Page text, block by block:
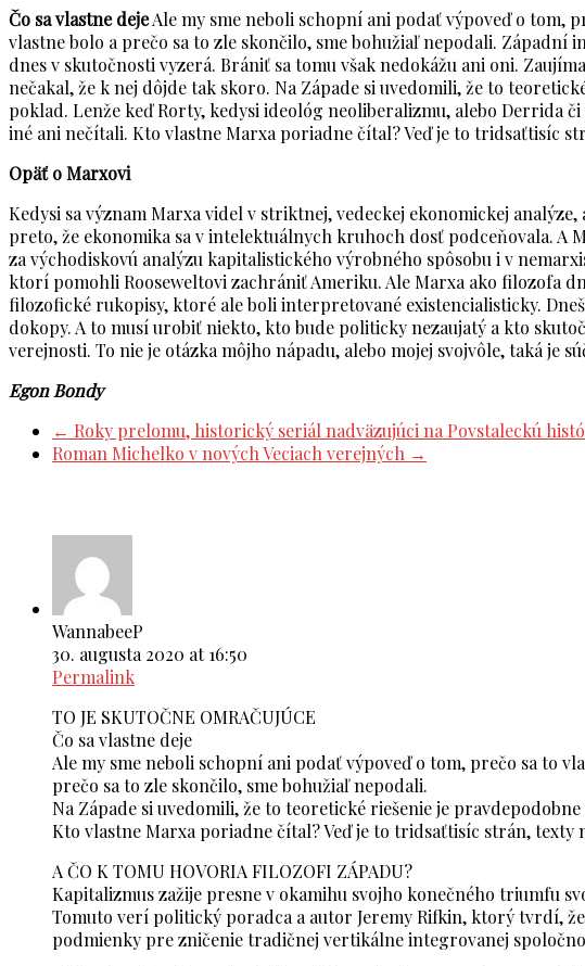
Čo sa vlastne dejeAle my sme neboli schopní ani podať výpoveď o tom,
vlastne bolo a prečo sa to zle skončilo, sme bohužiaľ nepodali.
dnes v skutočnosti vyzerá. Brániť sa tomu však nedokážu ani oni.
nečakal, že k nej dôjde tak skoro. Na Západe si uvedomili, že to
poklad. Lenže keď Rorty, kedysi ideológ neoliberalizmu, alebo Derrida
iné ani nečítali. Kto vlastne Marxa poriadne čítal? Veď je to tridsaťtisíc
Opäť o Marxovi
Kedysi sa význam Marxa videl v striktnej, vedeckej ekonomickej
preto, že ekonomika sa v intelektuálnych kruhoch dosť podceňovala. A
za východiskovú analýzu kapitalistického výrobného spôsobu i v
ktorí pomohli Rooseweltovi zachrániť Ameriku. Ale Marxa ako filozofa
filozofické rukopisy, ktoré ale boli interpretované existencialisticky.
dokopy. A to musí urobiť niekto, kto bude politicky nezaujatý a kto
verejnosti. To nie je otázka môjho nápadu, alebo mojej svojvôle, taká je
Egon Bondy
← Roky prelomu, historický seriál nadväzujúci na Povstaleckú
Roman Michelko v nových Veciach verejných →
WannabeeP
30. augusta 2020 at 16:50
Permalink
TO JE SKUTOČNE OMRAČUJÚCE
Čo sa vlastne deje
Ale my sme neboli schopní ani podať výpoveď o tom, prečo sa to
prečo sa to zle skončilo, sme bohužiaľ nepodali.
Na Západe si uvedomili, že to teoretické riešenie je
Kto vlastne Marxa poriadne čítal? Veď je to tridsaťtisíc strán,
A ČO K TOMU HOVORIA FILOZOFI ZÁPADU?
Kapitalizmus zažije presne v okamihu svojho konečného triumfu
Tomuto verí politický poradca a autor Jeremy Rifkin, ktorý tvrdí,
podmienky pre zničenie tradičnej vertikálne integrovanej